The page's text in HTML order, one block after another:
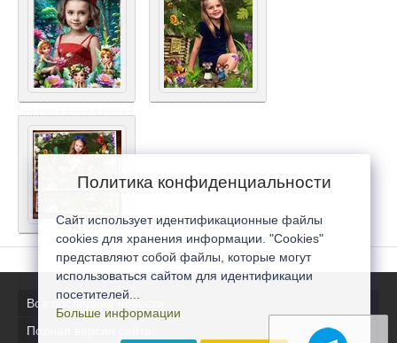
Все последние новости
Полная версия сайта
Политика конфиденциальности
Сайт использует идентификационные файлы
cookies для хранения информации. "Cookies"
представляют собой файлы, которые могут
использоваться сайтом для идентификации
посетителей...
Больше информации